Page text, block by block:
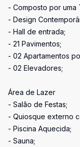
- Composto por uma
- Design
- Hall de entrada;
- 21 Pavimentos;
- 02 Apartamentos
- 02 Elevadores;
Área de Lazer
- Salão de Festas;
- Quiosque externo
- Piscina Aquecida;
- Sauna;